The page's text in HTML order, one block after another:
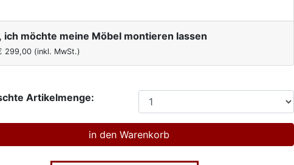
ich möchte meine Möbel montieren lassen
299,00 (inkl. MwSt.)
Artikelmenge: